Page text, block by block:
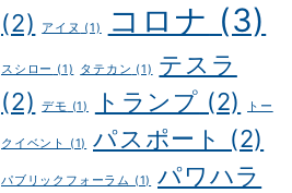
(2)
アイヌ (1) コロナ (3)
スシロー (1) タテカン (1)
テスラ
(2)
デモ (1) トランプ (2) トー
クイベント (1) パスポート (2)
パブリックフォーラム (1)
パワハラ